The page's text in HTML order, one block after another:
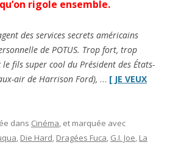
rigole ensemble.
des services secrets américains
de POTUS. Trop fort, trop
fils super cool du Président des États-
air de Harrison Ford), … [ JE VEUX
dans Cinéma, et marquée avec
, Die Hard, Dragées Fuca, G.I. Joe, La